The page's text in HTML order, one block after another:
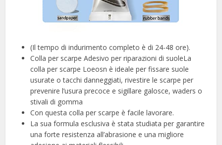
(Il tempo di indurimento completo è di 24-48 ore).
Colla per scarpe Adesivo per riparazioni di suoleLa
colla per scarpe Loeosn è ideale per fissare suole
usurate o tacchi danneggiati, rivestire le scarpe per
prevenire l’usura precoce e sigillare galosce, waders o
stivali di gomma
Con questa colla per scarpe è facile lavorare.
La sua formula esclusiva è stata studiata per garantire
una forte resistenza all’abrasione e una migliore